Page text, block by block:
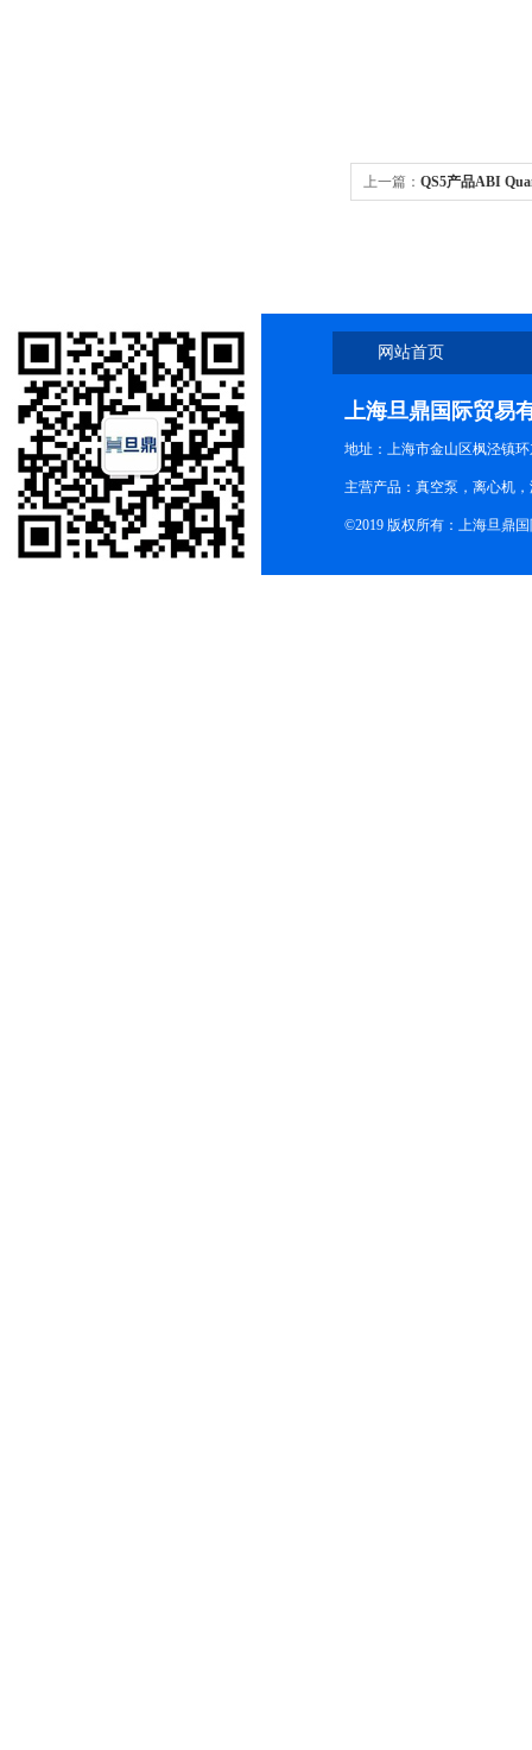
上一篇： QS5产品ABI
网站首页
上海旦鼎国际贸易
地址：上海市金山区枫泾镇
主营产品：真空泵，离心机
©2019 版权所有：上海旦鼎